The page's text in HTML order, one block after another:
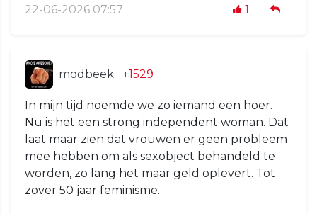
22-06-2026 07:57 1
modbeek +1529
In mijn tijd noemde we zo iemand een hoer.
Nu is het een strong independent woman. Dat
laat maar zien dat vrouwen er geen probleem
mee hebben om als sexobject behandeld te
worden, zo lang het maar geld oplevert. Tot
zover 50 jaar feminisme.